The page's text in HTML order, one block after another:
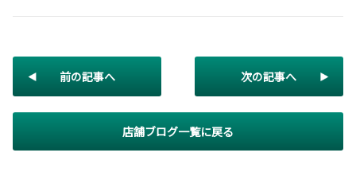
前の記事へ
店舗ブログ一覧に戻る
次の記事へ